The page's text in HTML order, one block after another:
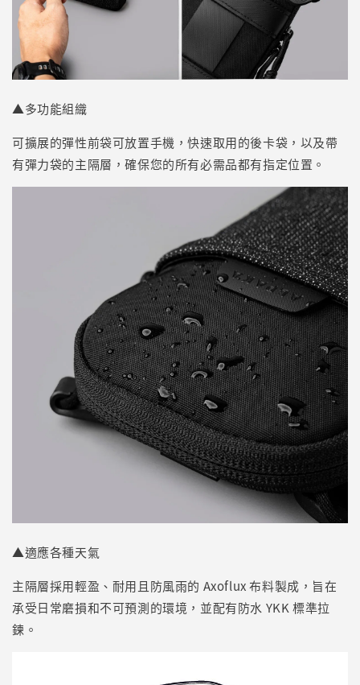
▲多功能組織
可擴展的彈性前袋可放置手機，快速取用的後卡袋，以及帶
有彈力袋的主隔層，確保您的所有必需品都有指定位置。
▲適應各種天氣
主隔層採用輕盈、耐用且防風雨的 Axoflux 布料製成，旨在
承受日常磨損和不可預測的環境，並配有防水 YKK 標準拉
鍊。